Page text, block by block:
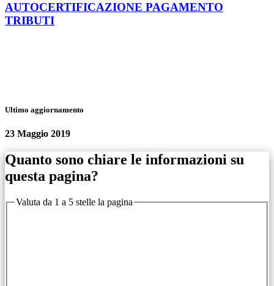
AUTOCERTIFICAZIONE PAGAMENTO
TRIBUTI
Ultimo aggiornamento
23 Maggio 2019
Quanto sono chiare le informazioni su
questa pagina?
Valuta da 1 a 5 stelle la pagina